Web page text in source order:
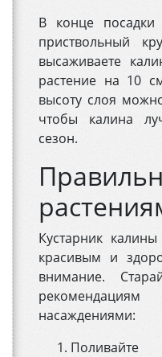
В конце посадки
приствольный
высаживаете
растение на 10
высоту слоя
чтобы калина
сезон.
Кустарник
красивым и
внимание.
насаждениями: